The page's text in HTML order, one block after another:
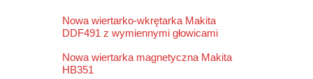
Nowa wiertarko-wkrętarka Makita
DDF491 z wymiennymi głowicami
Nowa wiertarka magnetyczna Makita
HB351